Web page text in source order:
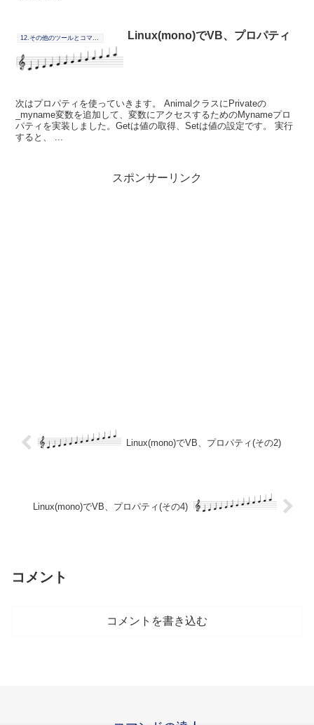
Linux(mono)でVB、プロパティ
次はプロパティを使っていきます。 AnimalクラスにPrivateの
_myname変数を追加して、変数にアクセスするためのMynameプロ
パティを実装しました。Getは値の取得、Setは値の設定です。 実行
すると、 ...
スポンサーリンク
Linux(mono)でVB、プロパティ(その2)
Linux(mono)でVB、プロパティ(その4)
コメント
コメントを書き込む